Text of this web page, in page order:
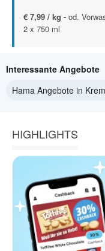
€ 7,99 / kg - od.
2 x 750 ml
Interessante Angebote
Hama Angebote in
HIGHLIGHTS